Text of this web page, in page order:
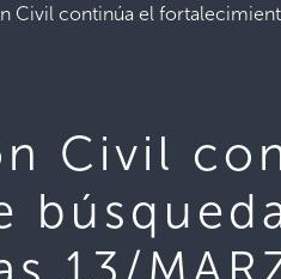
Civil continúa el
Civil